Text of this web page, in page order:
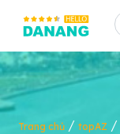
Trang chủ / topAZ /